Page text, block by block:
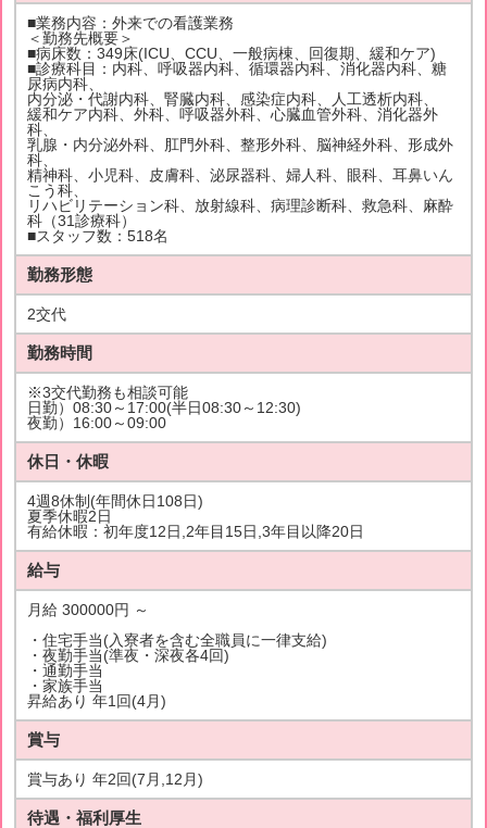
■業務内容：外来での看護業務
＜勤務先概要＞
■病床数：349床(ICU、CCU、一般病棟、回復期、緩和ケア)
■診療科目：内科、呼吸器内科、循環器内科、消化器内科、糖
尿病内科、
内分泌・代謝内科、腎臓内科、感染症内科、人工透析内科、
緩和ケア内科、外科、呼吸器外科、心臓血管外科、消化器外
科、
乳腺・内分泌外科、肛門外科、整形外科、脳神経外科、形成外
科、
精神科、小児科、皮膚科、泌尿器科、婦人科、眼科、耳鼻いん
こう科、
リハビリテーション科、放射線科、病理診断科、救急科、麻酔
科（31診療科）
■スタッフ数：518名
勤務形態
2交代
勤務時間
※3交代勤務も相談可能
日勤）08:30～17:00(半日08:30～12:30)
夜勤）16:00～09:00
休日・休暇
4週8休制(年間休日108日)
夏季休暇2日
有給休暇：初年度12日,2年目15日,3年目以降20日
給与
月給 300000円 ～
・住宅手当(入寮者を含む全職員に一律支給)
・夜勤手当(準夜・深夜各4回)
・通勤手当
・家族手当
昇給あり 年1回(4月)
賞与
賞与あり 年2回(7月,12月)
待遇・福利厚生